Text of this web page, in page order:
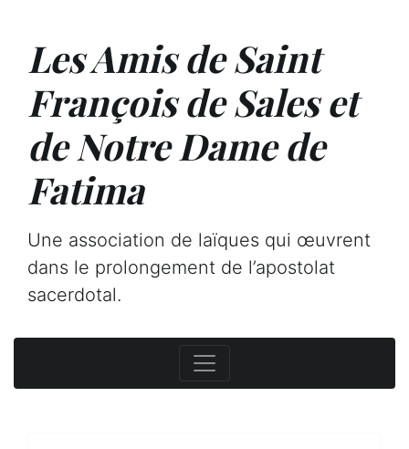
Les Amis de Saint
François de Sales et
de Notre Dame de
Fatima
Une association de laïques qui œuvrent
dans le prolongement de l’apostolat
sacerdotal.